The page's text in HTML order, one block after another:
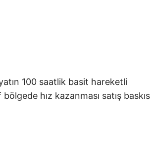
100 saatlik basit hareketli
hız kazanması satış